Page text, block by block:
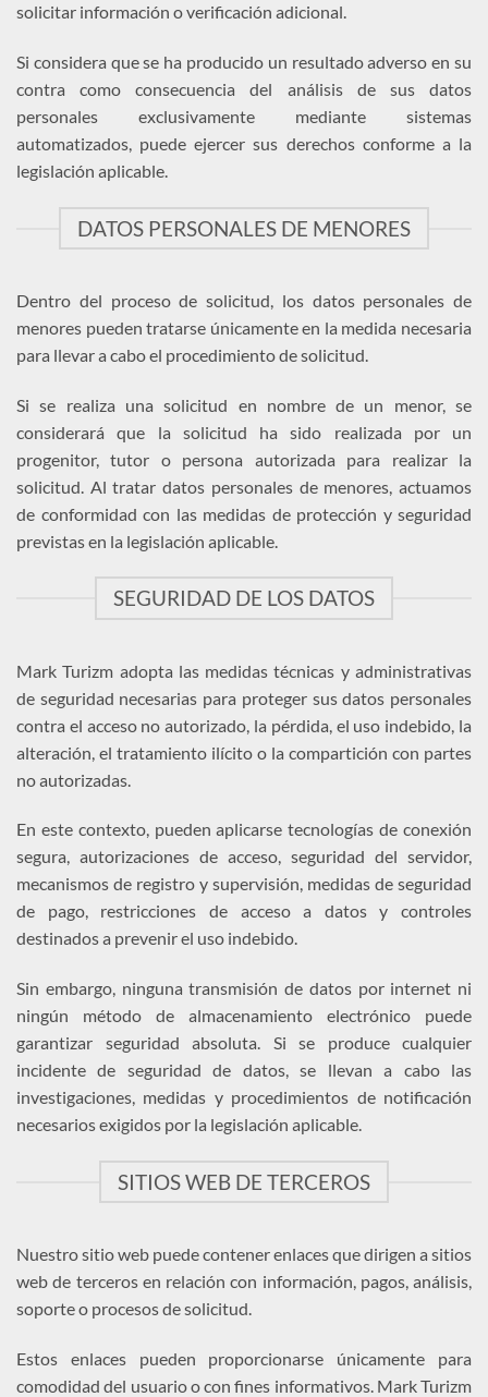
solicitar información o verificación adicional.
Si considera que se ha producido un resultado adverso en su
contra como consecuencia del análisis de sus datos
personales exclusivamente mediante sistemas
automatizados, puede ejercer sus derechos conforme a la
legislación aplicable.
DATOS PERSONALES DE MENORES
Dentro del proceso de solicitud, los datos personales de
menores pueden tratarse únicamente en la medida necesaria
para llevar a cabo el procedimiento de solicitud.
Si se realiza una solicitud en nombre de un menor, se
considerará que la solicitud ha sido realizada por un
progenitor, tutor o persona autorizada para realizar la
solicitud. Al tratar datos personales de menores, actuamos
de conformidad con las medidas de protección y seguridad
previstas en la legislación aplicable.
SEGURIDAD DE LOS DATOS
Mark Turizm adopta las medidas técnicas y administrativas
de seguridad necesarias para proteger sus datos personales
contra el acceso no autorizado, la pérdida, el uso indebido, la
alteración, el tratamiento ilícito o la compartición con partes
no autorizadas.
En este contexto, pueden aplicarse tecnologías de conexión
segura, autorizaciones de acceso, seguridad del servidor,
mecanismos de registro y supervisión, medidas de seguridad
de pago, restricciones de acceso a datos y controles
destinados a prevenir el uso indebido.
Sin embargo, ninguna transmisión de datos por internet ni
ningún método de almacenamiento electrónico puede
garantizar seguridad absoluta. Si se produce cualquier
incidente de seguridad de datos, se llevan a cabo las
investigaciones, medidas y procedimientos de notificación
necesarios exigidos por la legislación aplicable.
SITIOS WEB DE TERCEROS
Nuestro sitio web puede contener enlaces que dirigen a sitios
web de terceros en relación con información, pagos, análisis,
soporte o procesos de solicitud.
Estos enlaces pueden proporcionarse únicamente para
comodidad del usuario o con fines informativos. Mark Turizm